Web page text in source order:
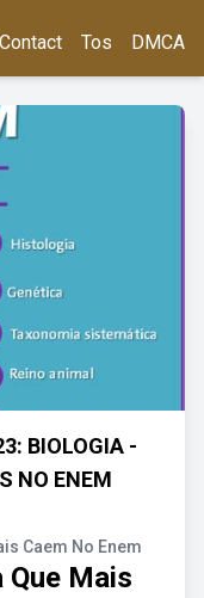
Contact Tos DMCA
BIOLOGIA -
NO ENEM
Caem No Enem
Que Mais